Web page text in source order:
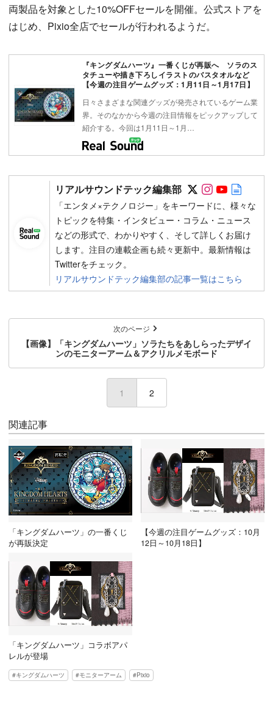
両製品を対象とした10%OFFセールを開催。公式ストアを
はじめ、Pixio全店でセールが行われるようだ。
『キングダムハーツ』一番くじが再販へ ソラのス
タチューや描き下ろしイラストのバスタオルなど
【今週の注目ゲームグッズ：1月11日～1月17日】
日々さまざまな関連グッズが発売されているゲーム業
界。そのなかから今週の注目情報をピックアップして
紹介する。今回は1月11日～1月…
リアルサウンドテック編集部 Follow on
Follow on
Follow
「エンタメ×テクノロジー」をキーワードに、様々な
トピックを特集・インタビュー・コラム・ニュース
などの形式で、わかりやすく、そして詳しくお届け
します。注目の連載企画も続々更新中。最新情報は
Twitterをチェック。
リアルサウンドテック編集部の記事一覧はこちら
次のページ
【画像】「キングダムハーツ」ソラたちをあしらったデザイ
ンのモニターアーム＆アクリルメモボード
1 2
関連記事
「キングダムハーツ」の一番くじ
が再販決定
【今週の注目ゲームグッズ：10月
12日～10月18日】
「キングダムハーツ」コラボアパ
レルが登場
キングダムハーツ モニターアーム Pixio